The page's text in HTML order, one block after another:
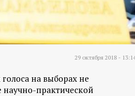
29 октября 2018 -
на выборах не
практической